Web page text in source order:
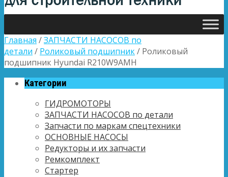
Главная /ЗАПЧАСТИ НАСОСОВ по
детали / Роликовый подшипник/ Роликовый
подшипник Hyundai R210W9AMH
Категории
ГИДРОМОТОРЫ
ЗАПЧАСТИ НАСОСОВ по детали
Запчасти по маркам спецтехники
ОСНОВНЫЕ НАСОСЫ
Редукторы и их запчасти
Ремкомплект
Стартер